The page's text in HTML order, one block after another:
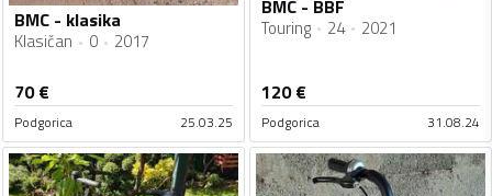
BMC - klasika
Klasičan 0 2017
70€
Podgorica 25.03.25
BMC - BBF
Touring 24 2021
120€
Podgorica 31.08.24